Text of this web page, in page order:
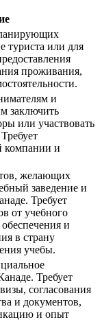
туриста или для
проживания,
и
заключить
или участвовать
компании и
желающих
заведение и
Требует
от учебного
и
в страну
учебы.
Требует
согласования
и документов,
и опыт